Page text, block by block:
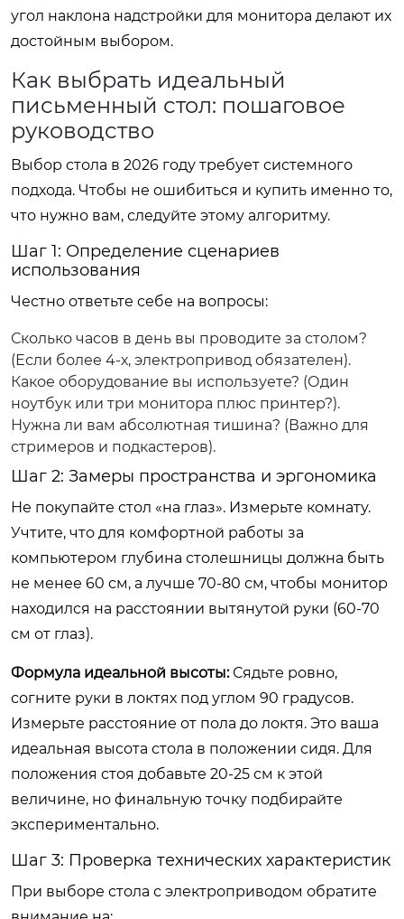
угол наклона надстройки для монитора делают их
достойным выбором.
Как выбрать идеальный
письменный стол: пошаговое
руководство
Выбор стола в 2026 году требует системного
подхода. Чтобы не ошибиться и купить именно то,
что нужно вам, следуйте этому алгоритму.
Шаг 1: Определение сценариев
использования
Честно ответьте себе на вопросы:
Сколько часов в день вы проводите за столом?
(Если более 4-х, электропривод обязателен).
Какое оборудование вы используете? (Один
ноутбук или три монитора плюс принтер?).
Нужна ли вам абсолютная тишина? (Важно для
стримеров и подкастеров).
Шаг 2: Замеры пространства и эргономика
Не покупайте стол «на глаз». Измерьте комнату.
Учтите, что для комфортной работы за
компьютером глубина столешницы должна быть
не менее 60 см, а лучше 70-80 см, чтобы монитор
находился на расстоянии вытянутой руки (60-70
см от глаз).
Формула идеальной высоты:Сядьте ровно,
согните руки в локтях под углом 90 градусов.
Измерьте расстояние от пола до локтя. Это ваша
идеальная высота стола в положении сидя. Для
положения стоя добавьте 20-25 см к этой
величине, но финальную точку подбирайте
экспериментально.
Шаг 3: Проверка технических характеристик
При выборе стола с электроприводом обратите